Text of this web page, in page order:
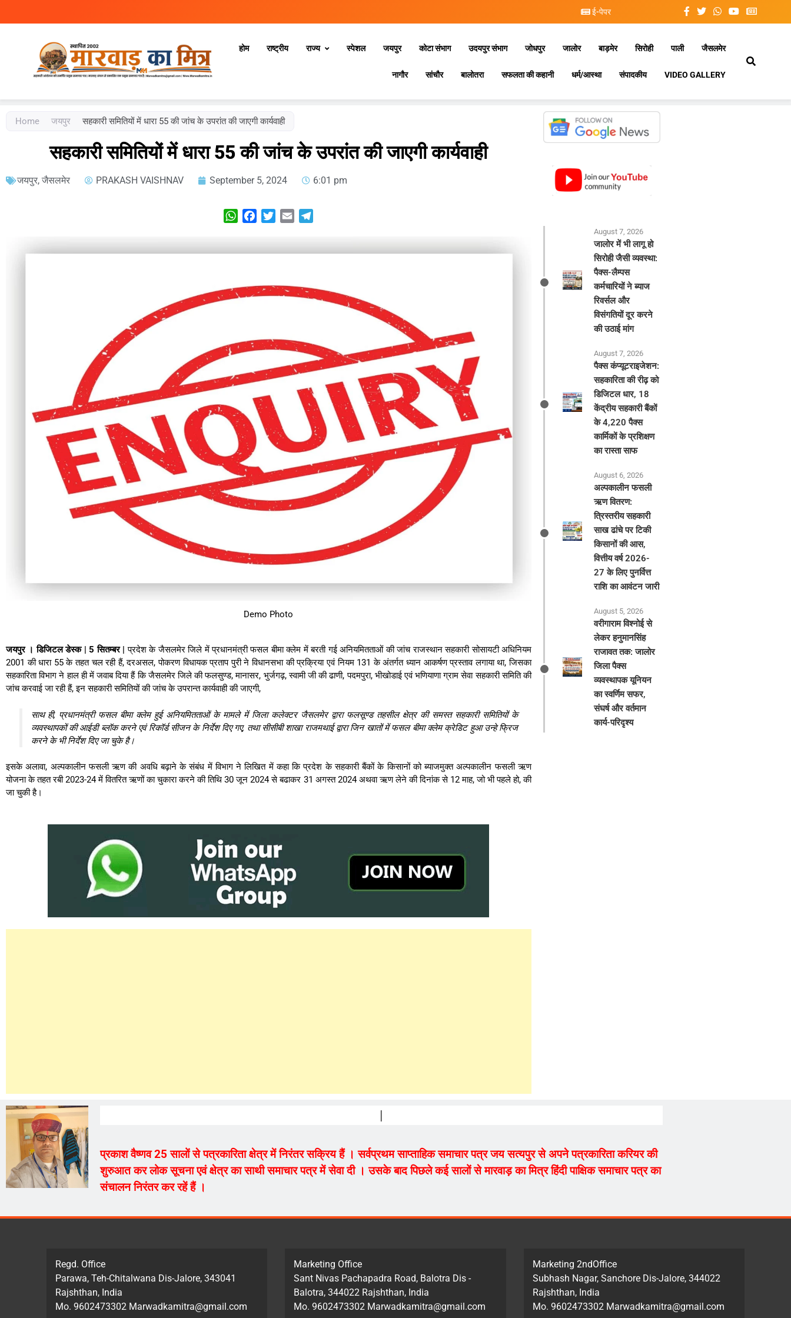
ई-पेपर
Marwad Ka Mitra
होम राष्ट्रीय राज्य स्‍पेशल जयपुर कोटा संभाग उदयपुर संभाग जोधपुर जालोर बाड़मेर सिरोही पाली जैसलमेर
नागौर सांचौर बालोतरा सफलता की कहानी धर्म/आस्था संपादकीय VIDEO GALLERY
Home जयपुर सहकारी समितियों में धारा 55 की जांच के उपरांत की जाएगी कार्यवाही
सहकारी समितियों में धारा 55 की जांच के उपरांत की जाएगी कार्यवाही
जयपुर, जैसलमेर PRAKASH VAISHNAV September 5, 2024 6:01 pm
WhatsAppFacebookTwitterEmail
Demo Photo
जयपुर । डिजिटल डेस्क | 5 सितम्बर |
प्रदेश के जैसलमेर जिले में प्रधानमंत्री फसल बीमा क्लेम में बरती गई अनियमितताओं की जांच राजस्थान सहकारी सोसायटी अधिनियम
2001 की धारा 55 के तहत चल रही हैं, दरअसल, पोकरण विधायक प्रताप पुरी ने विधानसभा की प्रक्रिया एवं नियम 131 के अंतर्गत ध्यान आकर्षण प्रस्ताव लगाया था, जिसका
सहकारिता विभाग ने हाल ही में जवाब दिया हैं कि जैसलमेर जिले की फलसुण्ड, मानासर, भुर्जगढ़, स्वामी जी की ढाणी, पदमपुरा, भीखोडाई एवं भणियाणा ग्राम सेवा सहकारी समिति की
जांच करवाई जा रही हैं, इन सहकारी समितियों की जांच के उपरान्‍त कार्यवाही की जाएगी,
साथ ही, प्रधानमंत्री फसल बीमा क्लेम हुई अनियमितताओं के मामले में जिला कलेक्टर जैसलमेर द्वारा फलसूण्ड तहसील क्षेत्र की समस्त सहकारी समितियों के
व्यवस्थापकों की आईडी ब्लॉक करने एवं रिकॉर्ड सीजन के निर्देश दिए गए, तथा सीसीबी शाखा राजमथाई द्वारा जिन खातों में फसल बीमा क्लेम क्रेडिट हुआ उन्हे फ्रिज
करने के भी निर्देश दिए जा चुके है।
इसके अलावा, अल्पकालीन फसली ऋण की अवधि बढ़ाने के संबंध में विभाग ने लिखित में कहा कि प्रदेश के सहकारी बैंकों के किसानों को ब्‍याजमुक्‍त अल्‍पकालीन फसली ऋण
योजना के तहत रबी 2023-24 में वितरित ऋणों का चुकारा करने की तिथि 30 जून 2024 से बढाकर 31 अगस्त 2024 अथवा ऋण लेने की दिनांक से 12 माह, जो भी पहले हो, की
जा चुकी है।
August 7, 2026
जालोर में भी लागू हो
सिरोही जैसी व्यवस्था:
पैक्स-लैम्पस
कर्मचारियों ने ब्याज
रिवर्सल और
विसंगतियों दूर करने
की उठाई मांग
August 7, 2026
पैक्स कंप्यूटराइजेशन:
सहकारिता की रीढ़ को
डिजिटल धार, 18
केंद्रीय सहकारी बैंकों
के 4,220 पैक्स
कार्मिकों के प्रशिक्षण
का रास्ता साफ
August 6, 2026
अल्पकालीन फसली
ऋण वितरण:
त्रिस्तरीय सहकारी
साख ढांचे पर टिकी
किसानों की आस,
वित्तीय वर्ष 2026-
27 के लिए पुनर्वित्त
राशि का आवंटन जारी
August 5, 2026
वरीगाराम विश्नोई से
लेकर हनुमानसिंह
राजावत तक: जालोर
जिला पैक्स
व्यवस्थापक यूनियन
का स्वर्णिम सफर,
संघर्ष और वर्तमान
कार्य-परिदृश्य
PRAKAS
प्रकाश वैष्णव 25 सालों से पत्रकारिता क्षेत्र में निरंतर सक्रिय हैं । सर्वप्रथम साप्ताहिक समाचार पत्र जय सत्यपुर से अपने पत्रकारिता करियर की
शुरुआत कर लोक सूचना एवं क्षेत्र का साथी समाचार पत्र में सेवा दी । उसके बाद पिछले कई सालों से मारवाड़ का मित्र हिंदी पाक्षिक समाचार पत्र का
संचालन निरंतर कर रहें हैं ।
Regd. Office
Parawa, Teh-Chitalwana Dis-Jalore, 343041
Rajshthan, India
Mo. 9602473302 Marwadkamitra@gmail.com
Marketing Office
Sant Nivas Pachapadra Road, Balotra Dis -
Balotra, 344022 Rajshthan, India
Mo. 9602473302 Marwadkamitra@gmail.com
Marketing 2ndOffice
Subhash Nagar, Sanchore Dis-Jalore, 344022
Rajshthan, India
Mo. 9602473302 Marwadkamitra@gmail.com